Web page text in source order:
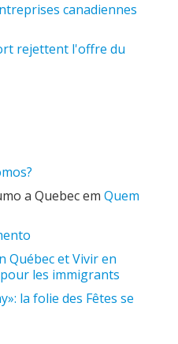
canadiennes
rejettent l'offre du
a Quebecem Quem
Québec et Vivir en
les immigrants
la folie des Fêtes se